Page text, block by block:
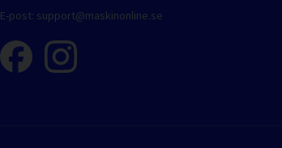
E-post: support@maskinonline.se